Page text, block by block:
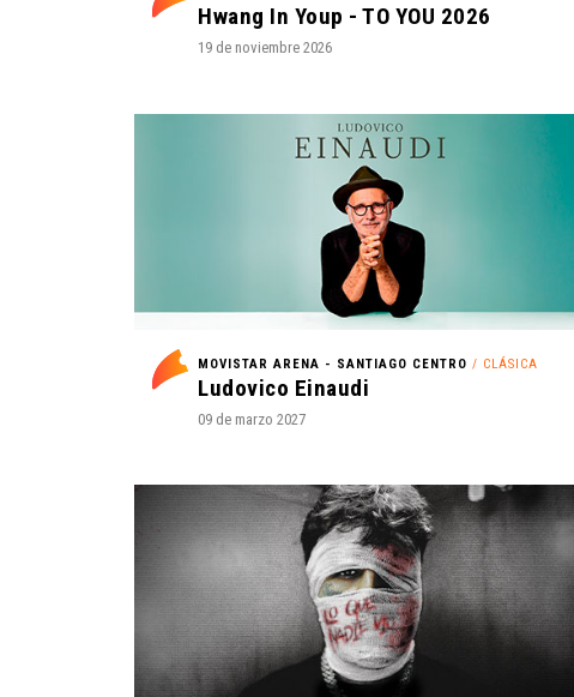
Hwang In Youp - TO YOU 2026
19 de noviembre 2026
MOVISTAR ARENA - SANTIAGO CENTRO / CLÁSICA
Ludovico Einaudi
09 de marzo 2027